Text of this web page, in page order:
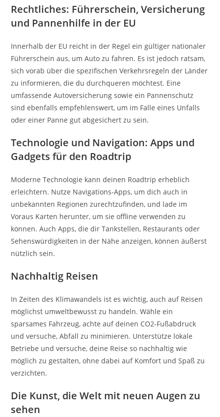
Rechtliches: Führerschein, Versicherung
und Pannenhilfe in der EU
Innerhalb der EU reicht in der Regel ein gültiger nationaler
Führerschein aus, um Auto zu fahren. Es ist jedoch ratsam,
sich vorab über die spezifischen Verkehrsregeln der Länder
zu informieren, die du durchqueren möchtest. Eine
umfassende Autoversicherung sowie ein Pannenschutz
sind ebenfalls empfehlenswert, um im Falle eines Unfalls
oder einer Panne gut abgesichert zu sein.
Technologie und Navigation: Apps und
Gadgets für den Roadtrip
Moderne Technologie kann deinen Roadtrip erheblich
erleichtern. Nutze Navigations-Apps, um dich auch in
unbekannten Regionen zurechtzufinden, und lade im
Voraus Karten herunter, um sie offline verwenden zu
können. Auch Apps, die dir Tankstellen, Restaurants oder
Sehenswürdigkeiten in der Nähe anzeigen, können äußerst
nützlich sein.
Nachhaltig Reisen
In Zeiten des Klimawandels ist es wichtig, auch auf Reisen
möglichst umweltbewusst zu handeln. Wähle ein
sparsames Fahrzeug, achte auf deinen CO2-Fußabdruck
und versuche, Abfall zu minimieren. Unterstütze lokale
Betriebe und versuche, deine Reise so nachhaltig wie
möglich zu gestalten, ohne dabei auf Komfort und Spaß zu
verzichten.
Die Kunst, die Welt mit neuen Augen zu
sehen